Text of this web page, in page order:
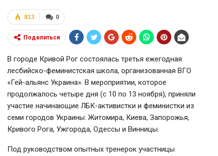
0
813
Поделиться
В городе Кривой Рог состоялась третья ежегодная
лесбийско-феминистская школа, организованная ВГО
«Гей-альянс Украина». В мероприятии, которое
продолжалось четыре дня (с 10 по 13 ноября), приняли
участие начинающие ЛБК-активистки и феминистки из
семи городов Украины: Житомира, Киева, Запорожья,
Кривого Рога, Ужгорода, Одессы и Винницы.
Под руководством опытных тренерок участницы